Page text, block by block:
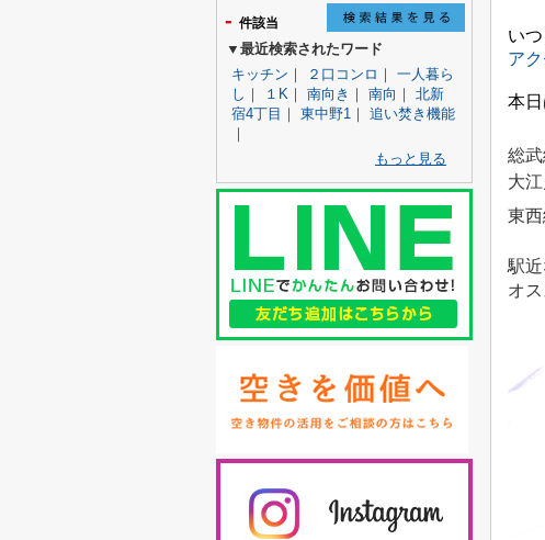
い
ア
本
総
大
東
駅
オ
- 件該当
▼最近検索されたワード
キッチン ｜ ２口コンロ ｜ 一人暮ら
し ｜ １K ｜ 南向き ｜ 南向 ｜ 北新
宿4丁目 ｜ 東中野1 ｜ 追い焚き機能
｜
もっと見る